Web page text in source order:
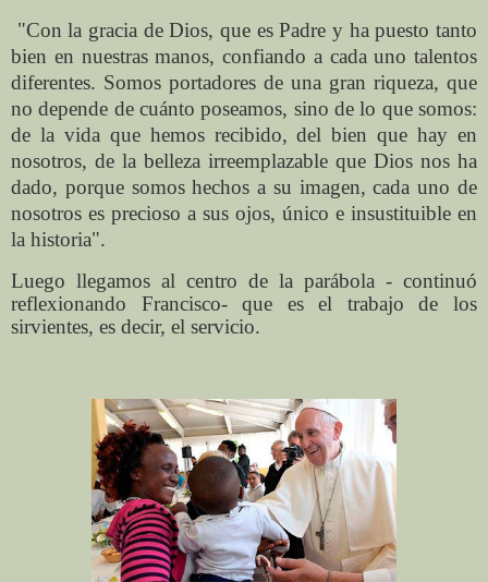
"Con la gracia de Dios, que es Padre y ha puesto tanto
bien en nuestras manos, confiando a cada uno talentos
diferentes. Somos portadores de una gran riqueza, que
no depende de cuánto poseamos, sino de lo que somos:
de la vida que hemos recibido, del bien que hay en
nosotros, de la belleza irreemplazable que Dios nos ha
dado, porque somos hechos a su imagen, cada uno de
nosotros es precioso a sus ojos, único e insustituible en
la historia".
Luego llegamos al centro de la parábola - continuó
reflexionando Francisco- que es el trabajo de los
sirvientes, es decir, el servicio.